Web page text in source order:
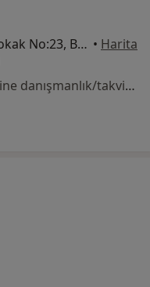
Manavkuyu Mahallesi 250. Sokak No:23, Bayraklı • Harita
Bu uzman ilgili adres için online danışmanlık/takvim sunmuyor.